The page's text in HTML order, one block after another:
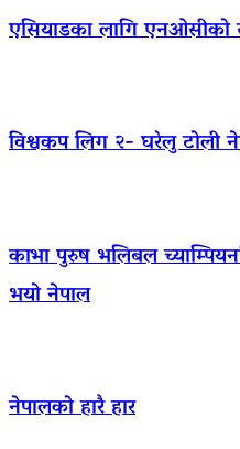
एसियाडका लागि एनओसीको
विश्वकप लिग २- घरेलु टोली
काभा पुरुष भलिबल
भयो नेपाल
नेपालको हारै हार